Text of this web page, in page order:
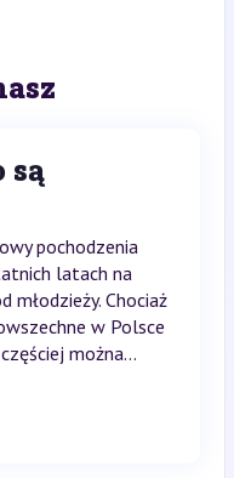
są
pochodzenia
latach na
młodzieży. Chociaż
w Polsce
można...